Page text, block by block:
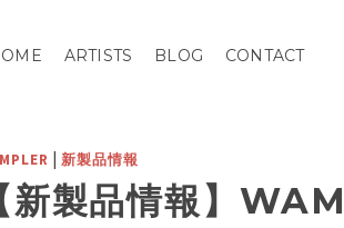
ARTISTS BLOG CONTACT
| 新製品情報
新製品情報】